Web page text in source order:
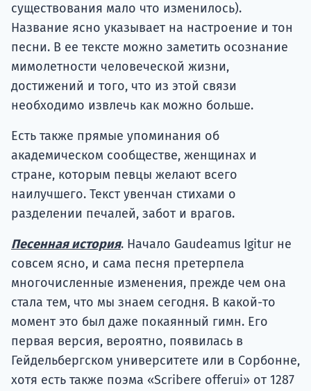
существования мало что изменилось).
Название ясно указывает на настроение и тон
песни. В ее тексте можно заметить осознание
мимолетности человеческой жизни,
достижений и того, что из этой связи
необходимо извлечь как можно больше.
Есть также прямые упоминания об
академическом сообществе, женщинах и
стране, которым певцы желают всего
наилучшего. Текст увенчан стихами о
разделении печалей, забот и врагов.
Песенная история. Начало Gaudeamus Igitur не
совсем ясно, и сама песня претерпела
многочисленные изменения, прежде чем она
стала тем, что мы знаем сегодня. В какой-то
момент это был даже покаянный гимн. Его
первая версия, вероятно, появилась в
Гейдельбергском университете или в Сорбонне,
хотя есть также поэма «Scribere offerui» от 1287